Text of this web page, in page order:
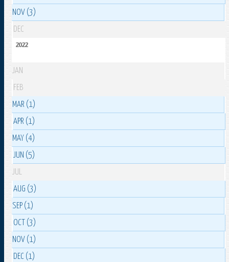
NOV (3)
DEC
2022
JAN
FEB
MAR (1)
APR (1)
MAY (4)
JUN (5)
JUL
AUG (3)
SEP (1)
OCT (3)
NOV (1)
DEC (1)